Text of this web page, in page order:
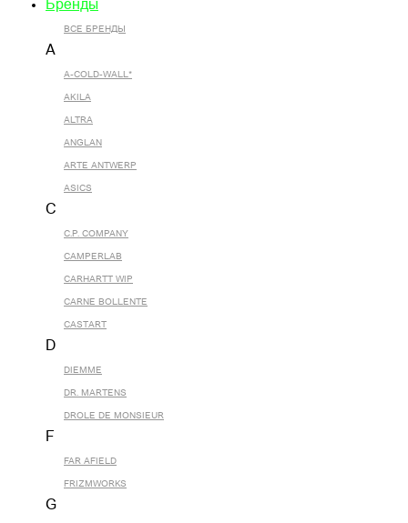
Бренды
ВСЕ БРЕНДЫ
A
A-COLD-WALL*
AKILA
ALTRA
ANGLAN
ARTE ANTWERP
ASICS
C
C.P. COMPANY
CAMPERLAB
CARHARTT WIP
CARNE BOLLENTE
CASTART
D
DIEMME
DR. MARTENS
DROLE DE MONSIEUR
F
FAR AFIELD
FRIZMWORKS
G